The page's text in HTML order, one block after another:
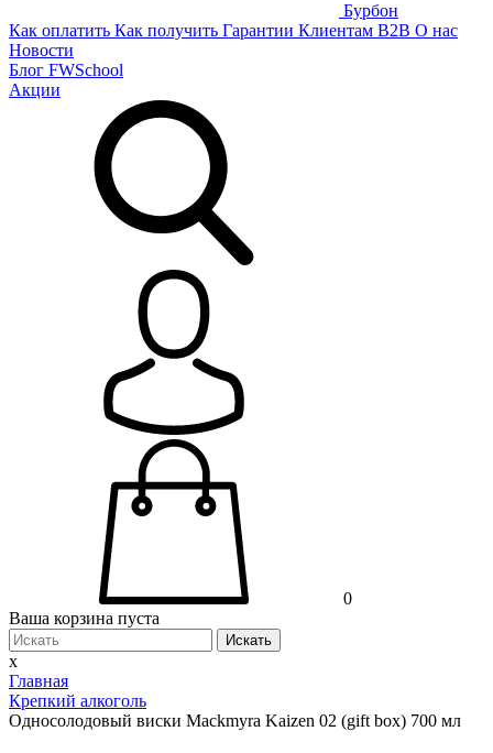
Бурбон
Как оплатить Как получить Гарантии Клиентам B2B О нас
Новости
Блог FWSchool
Акции
0
Ваша корзина пуста
Искать
x
Главная
Крепкий алкоголь
Односолодовый виски Mackmyra Kaizen 02 (gift box) 700 мл